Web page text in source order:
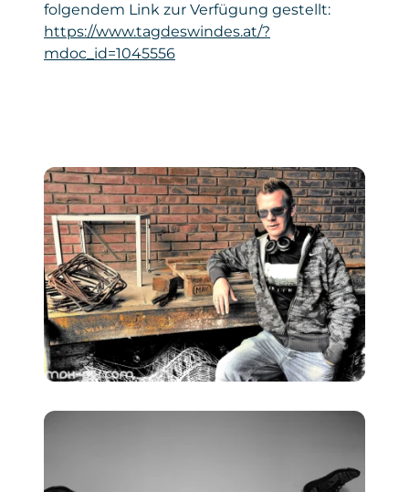
folgendem Link zur Verfügung gestellt:
https://www.tagdeswindes.at/?
mdoc_id=1045556